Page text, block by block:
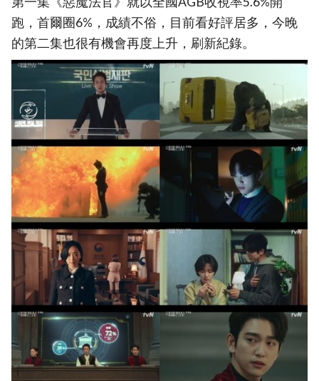
跑，首爾圈6%，成績不俗，目前看好評居多，今晚
的第二集也很有機會再度上升，刷新紀錄。